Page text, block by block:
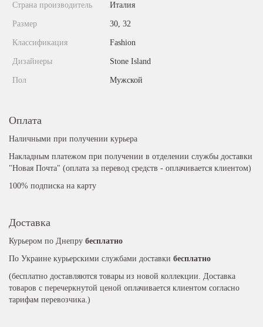
Страна производитель Италия
Размер 30, 32
Классификация Fashion
Дизайнеры Stone Island
Пол Мужской
Оплата
Наличными при получении курьера
Накладным платежом при получении в отделении службы доставки
"Новая Почта" (оплата за перевод средств - оплачивается клиентом)
100% подписка на карту
Доставка
Курьером по Днепру бесплатно
По Украине курьерскими службами доставки бесплатно
(бесплатно доставляются товары из новой коллекции. Доставка
товаров с перечеркнутой ценой оплачивается клиентом согласно
тарифам перевозчика.)